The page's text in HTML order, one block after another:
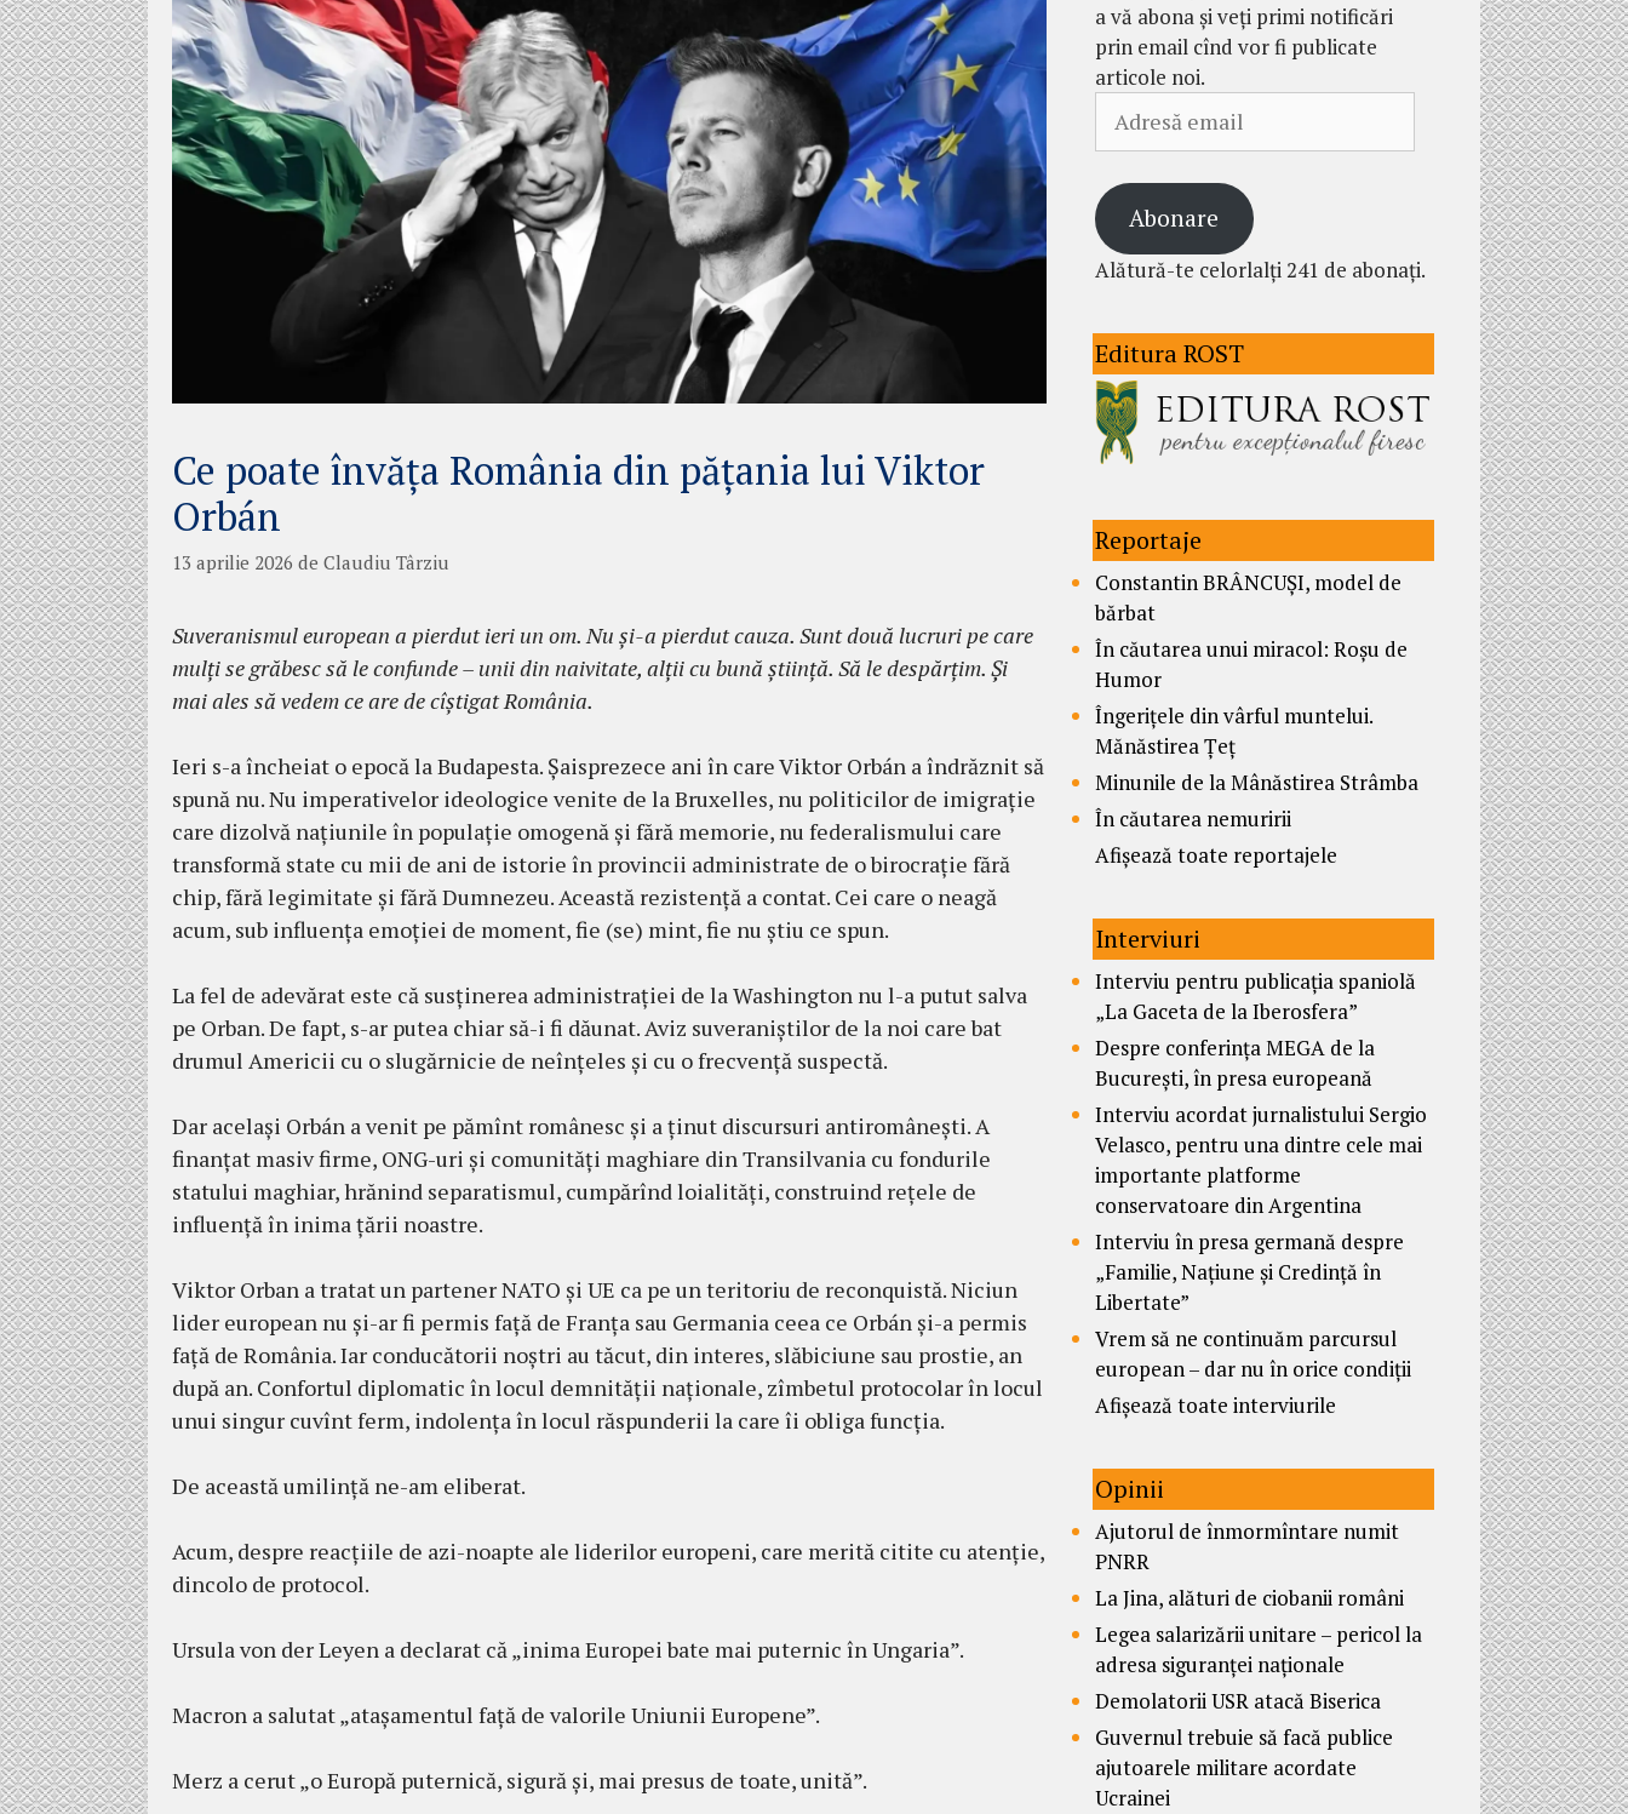
Ce poate învăța România din pățania lui Viktor
Orbán
13 aprilie 2026 de Claudiu Târziu
Suveranismul european a pierdut ieri un om. Nu și-a pierdut cauza. Sunt două lucruri pe care
mulți se grăbesc să le confunde – unii din naivitate, alții cu bună știință. Să le despărțim. Și
mai ales să vedem ce are de cîștigat România.
Ieri s-a încheiat o epocă la Budapesta. Șaisprezece ani în care Viktor Orbán a îndrăznit să
spună nu. Nu imperativelor ideologice venite de la Bruxelles, nu politicilor de imigrație
care dizolvă națiunile în populație omogenă și fără memorie, nu federalismului care
transformă state cu mii de ani de istorie în provincii administrate de o birocrație fără
chip, fără legimitate și fără Dumnezeu. Această rezistență a contat. Cei care o neagă
acum, sub influența emoției de moment, fie (se) mint, fie nu știu ce spun.
La fel de adevărat este că susținerea administrației de la Washington nu l-a putut salva
pe Orban. De fapt, s-ar putea chiar să-i fi dăunat. Aviz suveraniștilor de la noi care bat
drumul Americii cu o slugărnicie de neînțeles și cu o frecvență suspectă.
Dar același Orbán a venit pe pămînt românesc și a ținut discursuri antiromânești. A
finanțat masiv firme, ONG-uri și comunități maghiare din Transilvania cu fondurile
statului maghiar, hrănind separatismul, cumpărînd loialități, construind rețele de
influență în inima țării noastre.
Viktor Orban a tratat un partener NATO și UE ca pe un teritoriu de reconquistă. Niciun
lider european nu și-ar fi permis față de Franța sau Germania ceea ce Orbán și-a permis
față de România. Iar conducătorii noștri au tăcut, din interes, slăbiciune sau prostie, an
după an. Confortul diplomatic în locul demnității naționale, zîmbetul protocolar în locul
unui singur cuvînt ferm, indolența în locul răspunderii la care îi obliga funcția.
De această umilință ne-am eliberat.
Acum, despre reacțiile de azi-noapte ale liderilor europeni, care merită citite cu atenție,
dincolo de protocol.
Ursula von der Leyen a declarat că „inima Europei bate mai puternic în Ungaria”.
Macron a salutat „atașamentul față de valorile Uniunii Europene”.
Merz a cerut „o Europă puternică, sigură și, mai presus de toate, unită”.
a vă abona și veți primi notificări
prin email cînd vor fi publicate
articole noi.
email
Abonare
Alătură-te celorlalți 241 de abonați.
Editura ROST
Reportaje
Constantin BRÂNCUȘI, model de
bărbat
În căutarea unui miracol: Roșu de
Humor
Îngerițele din vârful muntelui.
Mănăstirea Țeț
Minunile de la Mânăstirea Strâmba
În căutarea nemuririi
Afișează toate reportajele
Interviuri
Interviu pentru publicația spaniolă
„La Gaceta de la Iberosfera”
Despre conferința MEGA de la
București, în presa europeană
Interviu acordat jurnalistului Sergio
Velasco, pentru una dintre cele mai
importante platforme
conservatoare din Argentina
Interviu în presa germană despre
„Familie, Națiune și Credință în
Libertate”
Vrem să ne continuăm parcursul
european – dar nu în orice condiții
Afișează toate interviurile
Opinii
Ajutorul de înmormîntare numit
PNRR
La Jina, alături de ciobanii români
Legea salarizării unitare – pericol la
adresa siguranței naționale
Demolatorii USR atacă Biserica
Guvernul trebuie să facă publice
ajutoarele militare acordate
Ucrainei